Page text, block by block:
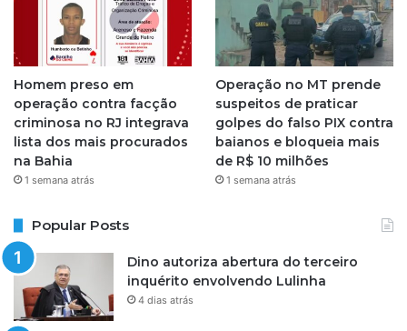
Homem preso em
operação contra facção
criminosa no RJ integrava
lista dos mais procurados
na Bahia
1 semana atrás
Operação no MT prende
suspeitos de praticar
golpes do falso PIX contra
baianos e bloqueia mais
de R$ 10 milhões
1 semana atrás
Popular Posts
Dino autoriza abertura do terceiro
inquérito envolvendo Lulinha
4 dias atrás